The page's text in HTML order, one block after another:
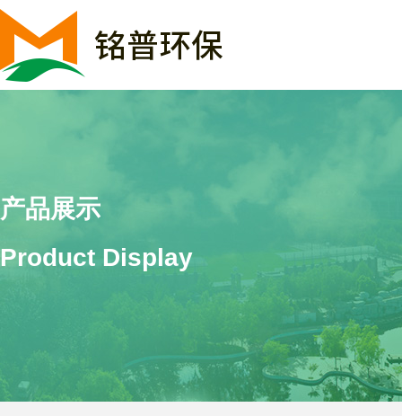
产品展示
Product Display